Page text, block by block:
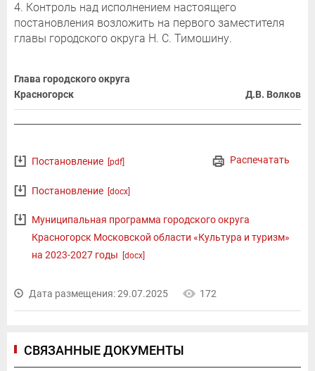
4. Контроль над исполнением настоящего
постановления возложить на первого заместителя
главы городского округа Н. С. Тимошину.
Глава городского округа
Красногорск
Д.В. Волков
Распечатать
Постановление [pdf]
Постановление [docx]
Муниципальная программа городского округа
Красногорск Московской области «Культура и туризм»
на 2023-2027 годы
[docx]
Дата размещения: 29.07.2025 172
СВЯЗАННЫЕ ДОКУМЕНТЫ